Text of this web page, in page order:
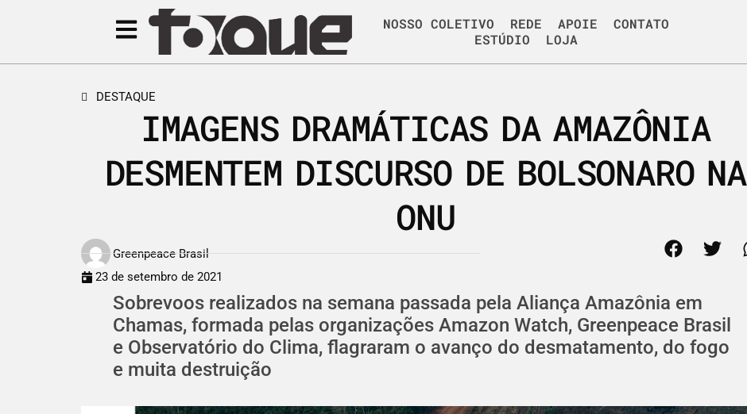
NOSSO COLETIVO REDE APOIE
CONTATO
ESTÚDIO
LOJA
DESTAQUE
IMAGENS DRAMÁTICAS DA AMAZÔNIA
DESMENTEM DISCURSO DE BOLSONARO NA
ONU
Greenpeace Brasil
23 de setembro de 2021
Sobrevoos realizados na semana passada pela Aliança Amazônia em
Chamas, formada pelas organizações Amazon Watch, Greenpeace Brasil
e Observatório do Clima, flagraram o avanço do desmatamento, do fogo
e muita destruição